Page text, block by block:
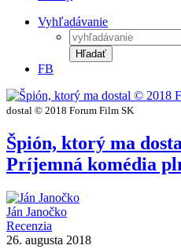
Vyhľadávanie
Hľadať
FB
dostal © 2018 Forum Film SK
Špión, ktorý ma
Príjemná komédia
Ján Janočko
Recenzia
26. augusta 2018